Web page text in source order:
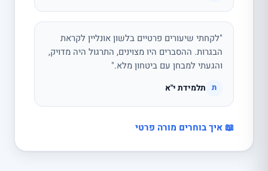
"לקחתי שיעורים פרטיים בלשון אונליין לקראת
הבגרות. ההסברים היו מצוינים, התרגול היה מדויק,
והגעתי למבחן עם ביטחון מלא."
ת תלמידת י"א
📖 איך בוחרים מורה פרטי